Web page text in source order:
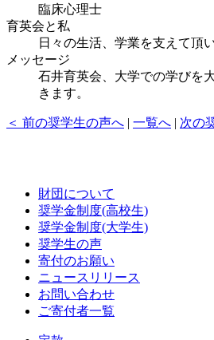
臨床心理士
育英会と私
日々の生活、学業を支えて頂
メッセージ
石井育英会、大学での学びを
きます。
＜ 前の奨学生の声へ | 一覧へ | 次の
財団について
奨学金制度(高校生)
奨学金制度(大学生)
奨学生の声
寄付のお願い
ニュースリリース
お問い合わせ
ご寄付者一覧